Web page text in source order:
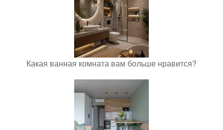
Какая ванная комната вам больше нравится?